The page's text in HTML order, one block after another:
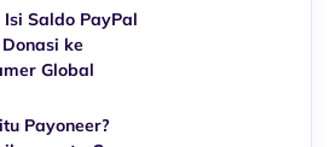
Saldo PayPal
ke
Global
Payoneer?